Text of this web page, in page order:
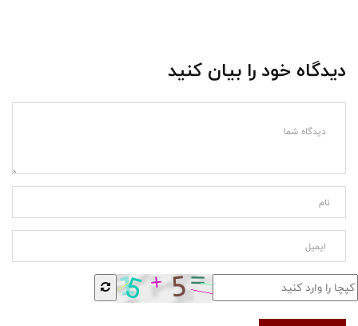
دیدگاه خود را بیان کنید